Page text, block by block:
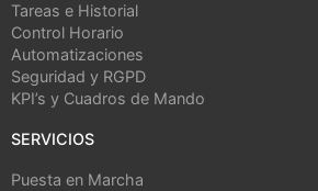
Tareas e Historial
Control Horario
Automatizaciones
Seguridad y RGPD
KPI’s y Cuadros de Mando
SERVICIOS
Puesta en Marcha